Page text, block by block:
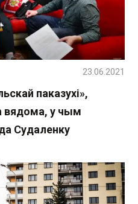
паказухі»,
вядома, у чым
Судаленку
23.06.2021